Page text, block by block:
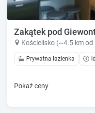
Zakątek pod
Kościelisko (~4.5 km od
Prywatna łazienka
Pokaż ceny